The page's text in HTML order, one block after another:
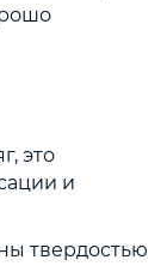
это
и
твердостью